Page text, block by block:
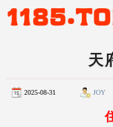
天
2025-08-31 JOY